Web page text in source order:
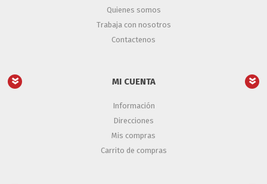
Quienes somos
Trabaja con nosotros
Contactenos
MI CUENTA
Información
Direcciones
Mis compras
Carrito de compras